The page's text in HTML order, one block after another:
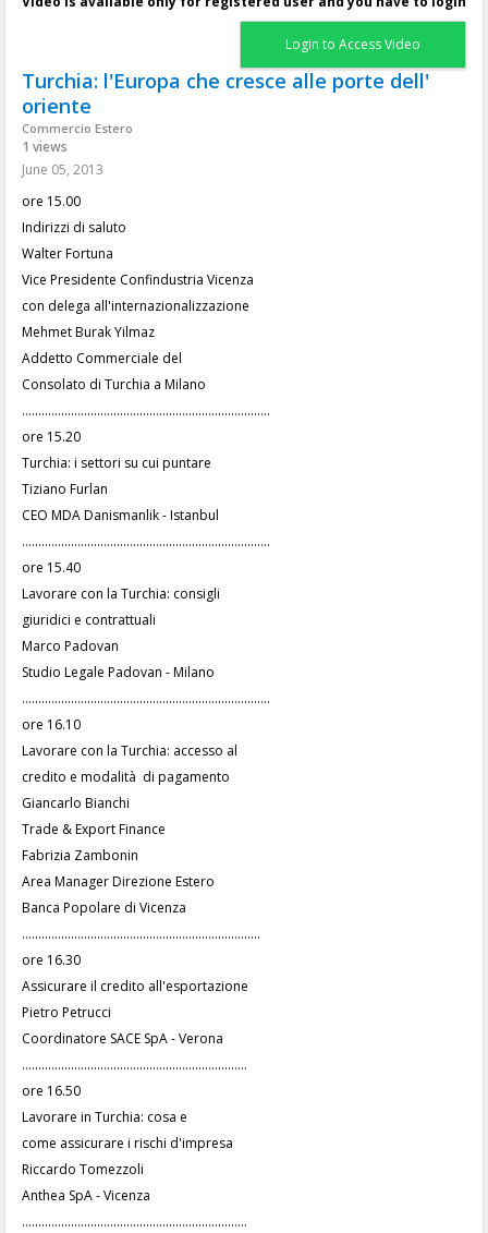
Login to Access Video
Turchia: l'Europa che cresce alle porte dell'
oriente
Commercio Estero
1 views
June 05, 2013
ore 15.00
Indirizzi di saluto
Walter Fortuna
Vice Presidente Confindustria Vicenza
con delega all'internazionalizzazione
Mehmet Burak Yilmaz
Addetto Commerciale del
Consolato di Turchia a Milano
............................................................................
ore 15.20
Turchia: i settori su cui puntare
Tiziano Furlan
CEO MDA Danismanlik - Istanbul
............................................................................
ore 15.40
Lavorare con la Turchia: consigli
giuridici e contrattuali
Marco Padovan
Studio Legale Padovan - Milano
............................................................................
ore 16.10
Lavorare con la Turchia: accesso al
credito e modalità di pagamento
Giancarlo Bianchi
Trade & Export Finance
Fabrizia Zambonin
Area Manager Direzione Estero
Banca Popolare di Vicenza
.........................................................................
ore 16.30
Assicurare il credito all'esportazione
Pietro Petrucci
Coordinatore SACE SpA - Verona
.....................................................................
ore 16.50
Lavorare in Turchia: cosa e
come assicurare i rischi d'impresa
Riccardo Tomezzoli
Anthea SpA - Vicenza
.....................................................................